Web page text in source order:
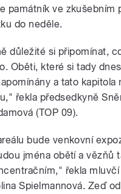
památník ve zkušebním
do neděle.
důležité si připomínat,
Oběti, které si tady
a tato kapitola
řekla předsedkyně
(TOP 09).
bude venkovní
jména obětí a vězňů
řekla
Spielmannová. Zeď